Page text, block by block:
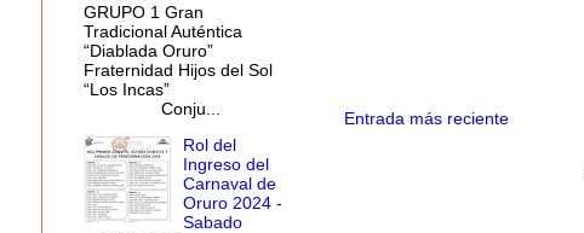
Entrada más reciente
GRUPO 1 Gran
Tradicional Auténtica
“Diablada Oruro”
Fraternidad Hijos del Sol
“Los Incas”
Conju...
Rol del
Ingreso del
Carnaval de
Oruro 2024 -
Sabado